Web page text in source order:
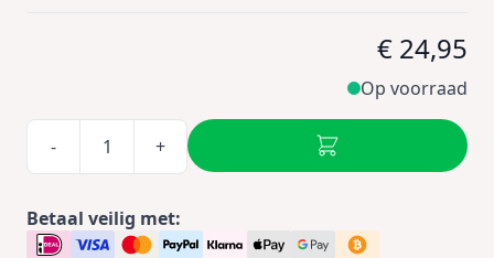
€ 24,95
Op voorraad
- +
Betaal veilig met: